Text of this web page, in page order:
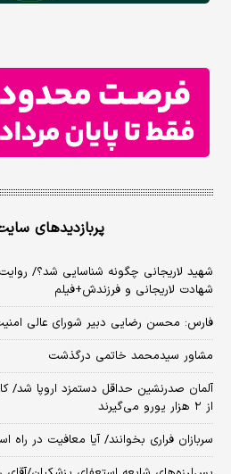
پربازدیدهای
شهید لاریجانی چگونه شناسایی شد؟/
شهادت لاریجانی و فرزندش+فیلم
فارس: محسن رضایی دبیر شورای عالی
مشاور سیدمحمد خاتمی درگذشت
آلمان صدرنشین حداقل دستمزد اروپا شد/
از ۲ هزار یورو می‌گیرند
سربازان فراری بخوانند/ آیا معافیت در راه